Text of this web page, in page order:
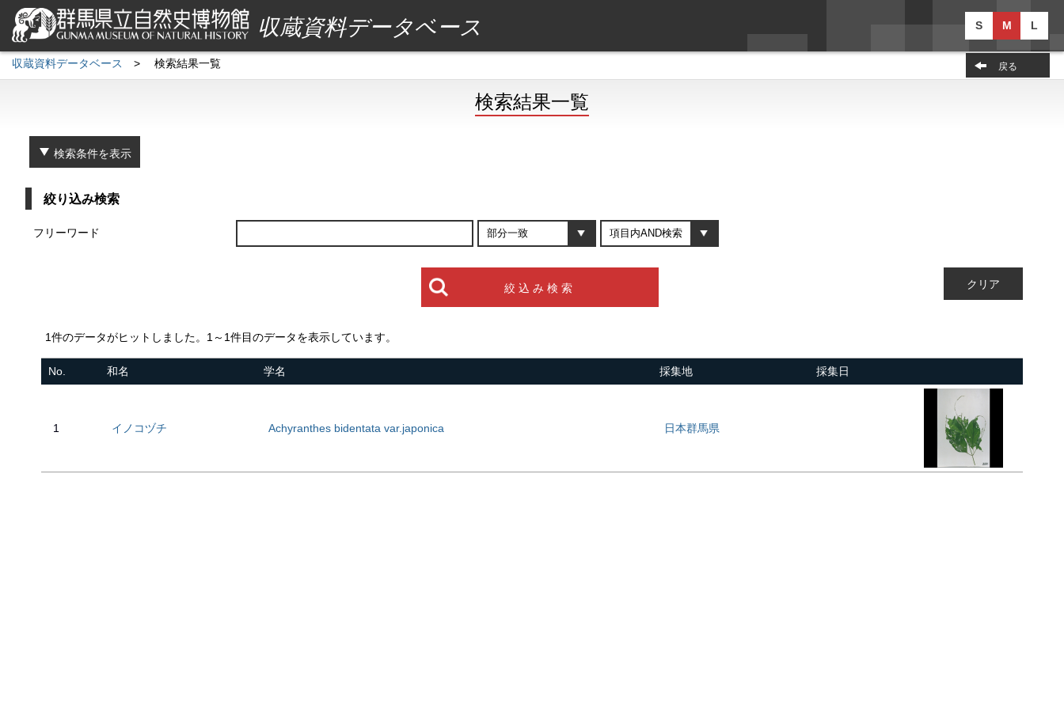
S M L
収蔵資料データベース
収蔵資料データベース > 検索結果一覧 戻る
検索結果一覧
検索条件を表示
絞り込み検索
フリーワード
1件のデータがヒットしました。1～1件目のデータを表示しています。
No. 和名 学名 採集地 採集日
1 イノコヅチ Achyranthes bidentata var.japonica 日本群馬県